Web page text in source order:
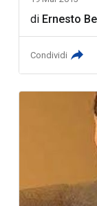
di Ernesto
Condividi